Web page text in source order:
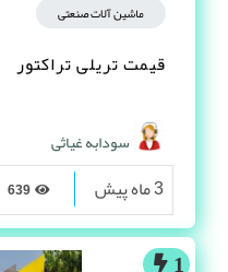
ماشین آلات صنعتی
قیمت تریلی تراکتور
سودابه غیاثی
3 ماه پیش
1